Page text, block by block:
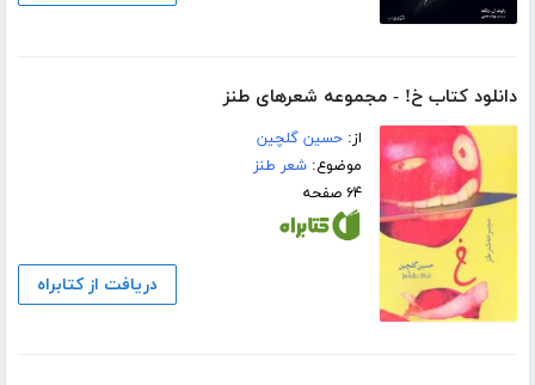
دانلود کتاب خ! - مجموعه شعرهای طنز
از:حسین گلچین
موضوع:شعر طنز
۶۴ صفحه
دریافت از کتابراه